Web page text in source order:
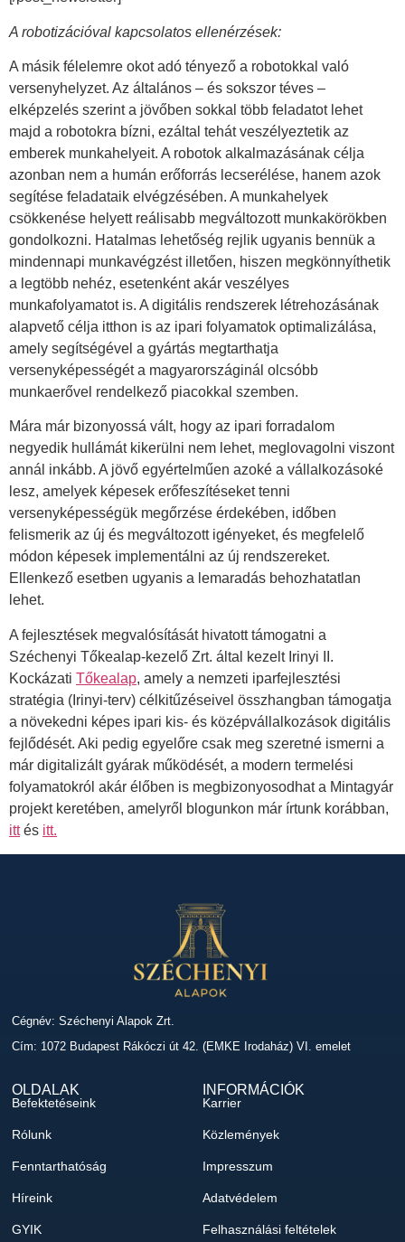
A robotizációval kapcsolatos ellenérzések:
A másik félelemre okot adó tényező a robotokkal való
versenyhelyzet. Az általános – és sokszor téves –
elképzelés szerint a jövőben sokkal több feladatot lehet
majd a robotokra bízni, ezáltal tehát veszélyeztetik az
emberek munkahelyeit. A robotok alkalmazásának célja
azonban nem a humán erőforrás lecserélése, hanem azok
segítése feladataik elvégzésében. A munkahelyek
csökkenése helyett reálisabb megváltozott munkakörökben
gondolkozni. Hatalmas lehetőség rejlik ugyanis bennük a
mindennapi munkavégzést illetően, hiszen megkönnyíthetik
a legtöbb nehéz, esetenként akár veszélyes
munkafolyamatot is. A digitális rendszerek létrehozásának
alapvető célja itthon is az ipari folyamatok optimalizálása,
amely segítségével a gyártás megtarthatja
versenyképességét a magyarországinál olcsóbb
munkaerővel rendelkező piacokkal szemben.
Mára már bizonyossá vált, hogy az ipari forradalom
negyedik hullámát kikerülni nem lehet, meglovagolni viszont
annál inkább. A jövő egyértelműen azoké a vállalkozásoké
lesz, amelyek képesek erőfeszítéseket tenni
versenyképességük megőrzése érdekében, időben
felismerik az új és megváltozott igényeket, és megfelelő
módon képesek implementálni az új rendszereket.
Ellenkező esetben ugyanis a lemaradás behozhatatlan
lehet.
A fejlesztések megvalósítását hivatott támogatni a
Széchenyi Tőkealap-kezelő Zrt. által kezelt Irinyi II.
Kockázati Tőkealap, amely a nemzeti iparfejlesztési
stratégia (Irinyi-terv) célkitűzéseivel összhangban támogatja
a növekedni képes ipari kis- és középvállalkozások digitális
fejlődését. Aki pedig egyelőre csak meg szeretné ismerni a
már digitalizált gyárak működését, a modern termelési
folyamatokról akár élőben is megbizonyosodhat a Mintagyár
projekt keretében, amelyről blogunkon már írtunk korábban,
ittés itt.
Cégnév: Széchenyi Alapok Zrt.
Cím: 1072 Budapest Rákóczi út 42. (EMKE Irodaház) VI. emelet
OLDALAK
Befektetéseink
Rólunk
Fenntarthatóság
Híreink
GYIK
INFORMÁCIÓK
Karrier
Közlemények
Impresszum
Adatvédelem
Felhasználási feltételek